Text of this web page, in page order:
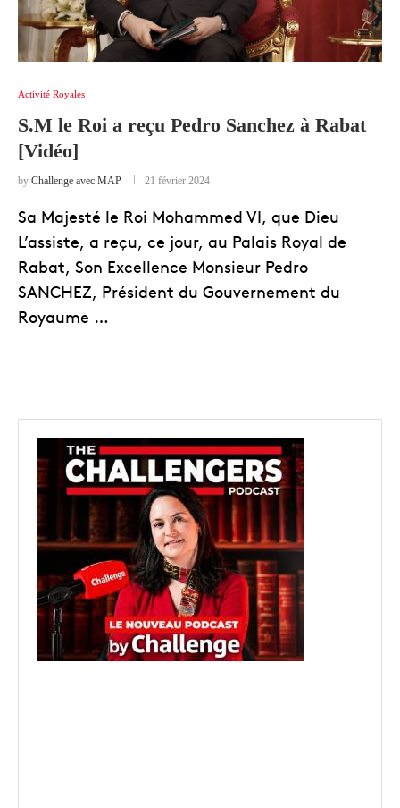
Activité Royales
S.M le Roi a reçu Pedro Sanchez à Rabat
[Vidéo]
by Challenge avec MAP 21 février 2024
Sa Majesté le Roi Mohammed VI, que Dieu
L’assiste, a reçu, ce jour, au Palais Royal de
Rabat, Son Excellence Monsieur Pedro
SANCHEZ, Président du Gouvernement du
Royaume …